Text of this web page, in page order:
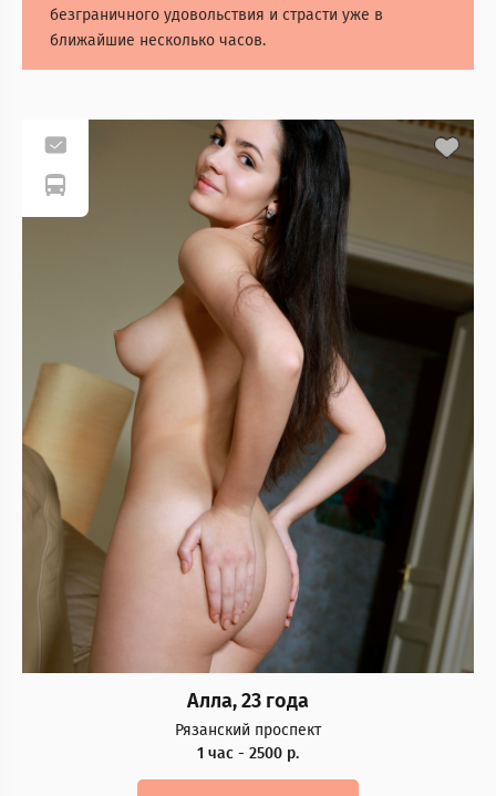
безграничного удовольствия и страсти уже в
ближайшие несколько часов.
Алла, 23 года
Рязанский проспект
1 час - 2500 р.